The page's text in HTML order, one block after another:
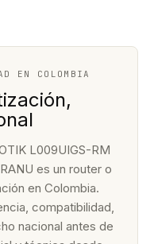
EN COLOMBIA
L009UIGS-RM
es un router o
en Colombia.
compatibilidad,
nacional antes de